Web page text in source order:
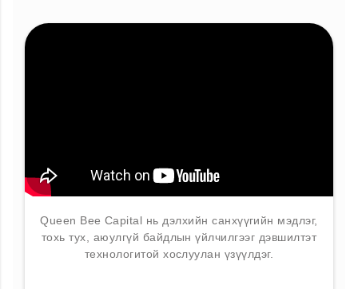
Queen Bee Capital нь дэлхийн санхүүгийн мэдлэг,
тохь тух, аюулгүй байдлын үйлчилгээг дэвшилтэт
технологитой хослуулан үзүүлдэг.